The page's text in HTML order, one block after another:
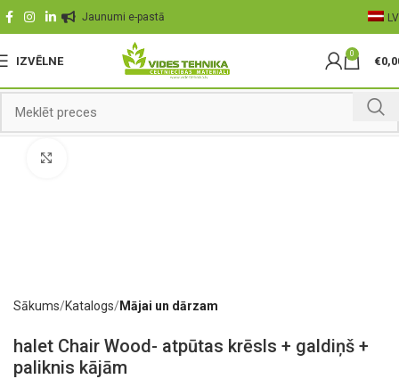
Jaunumi e-pastā LV
IZVĒLNE
0
€
Sākums Katalogs Mājai un dārzam
halet Chair Wood- atpūtas krēsls + galdiņš +
paliknis kājām